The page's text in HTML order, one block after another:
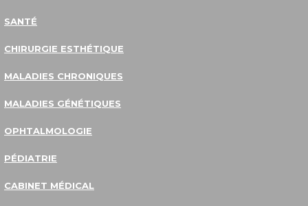
SANTÉ
CHIRURGIE ESTHÉTIQUE
MALADIES CHRONIQUES
MALADIES GÉNÉTIQUES
OPHTALMOLOGIE
PÉDIATRIE
CABINET MÉDICAL